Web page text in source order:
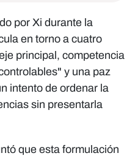
por Xi durante la
en torno a cuatro
principal, competencia
y una paz
intento de ordenar la
sin presentarla
que esta formulación